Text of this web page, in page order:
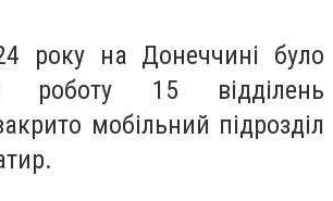
року на Донеччині було
роботу 15 відділень
мобільний підрозділ